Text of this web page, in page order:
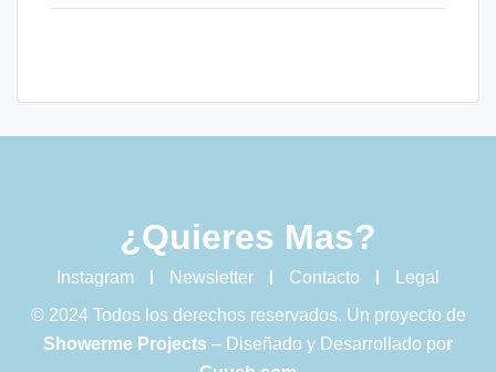
¿Quieres Mas?
Instagram Newsletter Contacto
Legal
© 2024 Todos los derechos reservados. Un proyecto de
Showerme Projects – Diseñado y Desarrollado por